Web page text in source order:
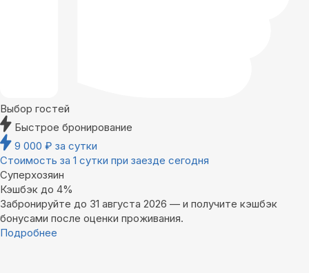
Выбор гостей
Быстрое бронирование
9 000 ₽ за сутки
Стоимость за 1 сутки при заезде сегодня
Суперхозяин
Кэшбэк до 4%
Забронируйте до 31 августа 2026 — и получите кэшбэк
бонусами после оценки проживания.
Подробнее